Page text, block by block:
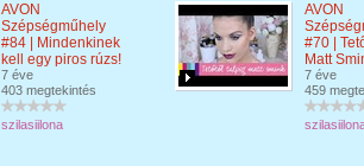
AVON
Szépségműhely
#84 | Mindenkinek
kell egy piros rúzs!
7 éve
403 megtekintés
szilasiilona
AVON
#70 |
Matt
7 éve
459